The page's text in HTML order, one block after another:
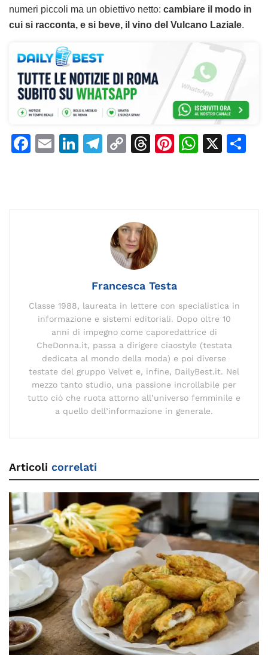
numeri piccoli ma un obiettivo netto: cambiare il modo in
cui si racconta, e si beve, il vino del Vulcano Laziale.
F
E
Li T
m
C
Li
n
k
T
s
Pi W X
Francesca Testa
Classe 1988, laureata in lettere con specialistica in
informazione e sistemi editoriali. Dopo oltre 10
anni di impegno come caporedattrice di
CheDonna.it, passa a dirigere ciaostyle (testata
dedicata al mondo della moda) e poi diverse
testate del gruppo Velvet e, infine, DailyBest.it. Nel
mezzo tanto studio, una passione incrollabile per
tutto ciò che ruota attorno all’universo femminile e
a quello dell’informazione in generale.
Articoli correlati